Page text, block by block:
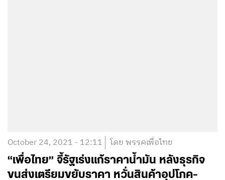
October 24, 2021 - 12:11 โดย พรรคเพื่อไทย
“เพื่อไทย” จี้รัฐเร่งแก้ราคาน้ำมัน หลังธุรกิจ
ขนส่งเตรียมขยับราคา หวั่นสินค้าอุปโภค-